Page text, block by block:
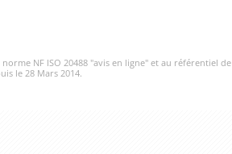
NF ISO 20488 "avis en ligne" et au référentiel de
le 28 Mars 2014.